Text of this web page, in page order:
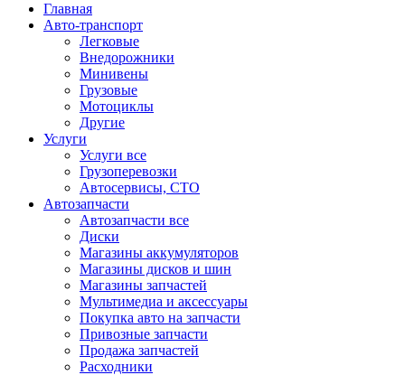
Главная
Авто-транспорт
Легковые
Внедорожники
Минивены
Грузовые
Мотоциклы
Другие
Услуги
Услуги все
Грузоперевозки
Автосервисы, СТО
Автозапчасти
Автозапчасти все
Диски
Магазины аккумуляторов
Магазины дисков и шин
Магазины запчастей
Мультимедиа и аксессуары
Покупка авто на запчасти
Привозные запчасти
Продажа запчастей
Расходники